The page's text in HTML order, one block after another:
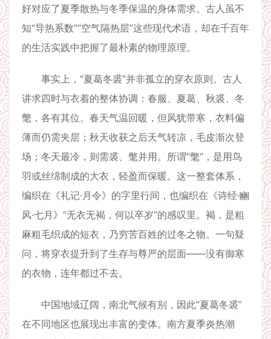
好对应了夏季散热与冬季保温的身体需求。古人虽不
知“导热系数”“空气隔热层”这些现代术语，却在千百年
的生活实践中把握了最朴素的物理原理。
事实上，“夏葛冬裘”并非孤立的穿衣原则。古人
讲求四时与衣着的整体协调：春服、夏葛、秋裘、冬
氅，各有其位。春天气温回暖，但风犹带寒，衣料偏
薄而仍需夹层；秋天收获之后天气转凉，毛皮渐次登
场；冬天最冷，则需裘、氅并用。所谓“氅”，是用鸟
羽或丝绵制成的大衣，轻盈而保暖。这一整套体系，
编织在《礼记·月令》的字里行间，也编织在《诗经·豳
风·七月》“无衣无褐，何以卒岁”的感叹里。褐，是粗
麻粗毛织成的短衣，乃穷苦百姓的过冬之物。一句疑
问，将穿衣提升到了生存与尊严的层面——没有御寒
的衣物，连年都过不去。
中国地域辽阔，南北气候有别，因此“夏葛冬裘”
在不同地区也展现出丰富的变体。南方夏季炎热潮